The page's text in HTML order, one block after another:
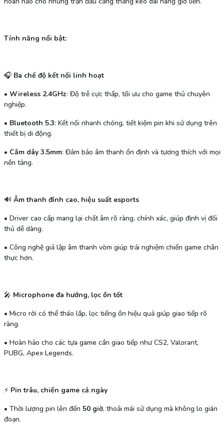
Tính năng nổi bật:
🎧 Ba chế độ kết nối linh hoạt
• Wireless 2.4GHz: Độ trễ cực thấp, tối ưu cho game thủ chuyên
nghiệp.
• Bluetooth 5.3: Kết nối nhanh chóng, tiết kiệm pin khi sử dụng trên
thiết bị di động.
• Cắm dây 3.5mm: Đảm bảo âm thanh ổn định và tương thích với mọi
nền tảng.
🔊 Âm thanh đỉnh cao, hiệu suất esports
• Driver cao cấp mang lại chất âm rõ ràng, chính xác, giúp định vị đối
thủ dễ dàng.
• Công nghệ giả lập âm thanh vòm giúp trải nghiệm chiến game chân
thực hơn.
🎤 Microphone đa hướng, lọc ồn tốt
• Micro rời có thể tháo lắp, lọc tiếng ồn hiệu quả giúp giao tiếp rõ
ràng.
• Hoàn hảo cho các tựa game cần giao tiếp như CS2, Valorant,
PUBG, Apex Legends.
⚡ Pin trâu, chiến game cả ngày
• Thời lượng pin lên đến 50 giờ, thoải mái sử dụng mà không lo gián
đoạn.